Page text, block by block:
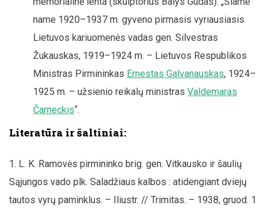
name 1920–1937 m. gyveno pirmasis vyriausiasis
Lietuvos kariuomenės vadas gen. Silvestras
Žukauskas, 1919–1924 m. – Lietuvos Respublikos
Ministras Pirmininkas Ernestas Galvanauskas, 1924–
1925 m. – užsienio reikalų ministras Valdemaras
Čarneckis“.
Literatūra ir šaltiniai:
L. K. Ramovės pirmininko brig. gen. Vitkausko ir šaulių
Sąjungos vado plk. Saladžiaus kalbos : atidengiant dviejų
tautos vyrų paminklus. – Iliustr. // Trimitas. – 1938, gruod. 1